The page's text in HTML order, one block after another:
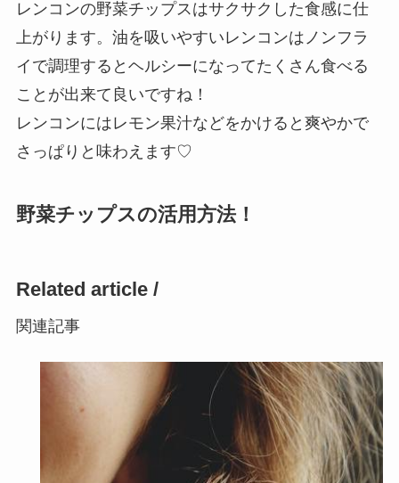
レンコンの野菜チップスはサクサクした食感に仕
上がります。油を吸いやすいレンコンはノンフラ
イで調理するとヘルシーになってたくさん食べる
ことが出来て良いですね！
レンコンにはレモン果汁などをかけると爽やかで
さっぱりと味わえます♡
野菜チップスの活用方法！
Related article /
関連記事